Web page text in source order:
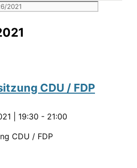
CDU / FDP
| 19:30 - 21:00
CDU / FDP